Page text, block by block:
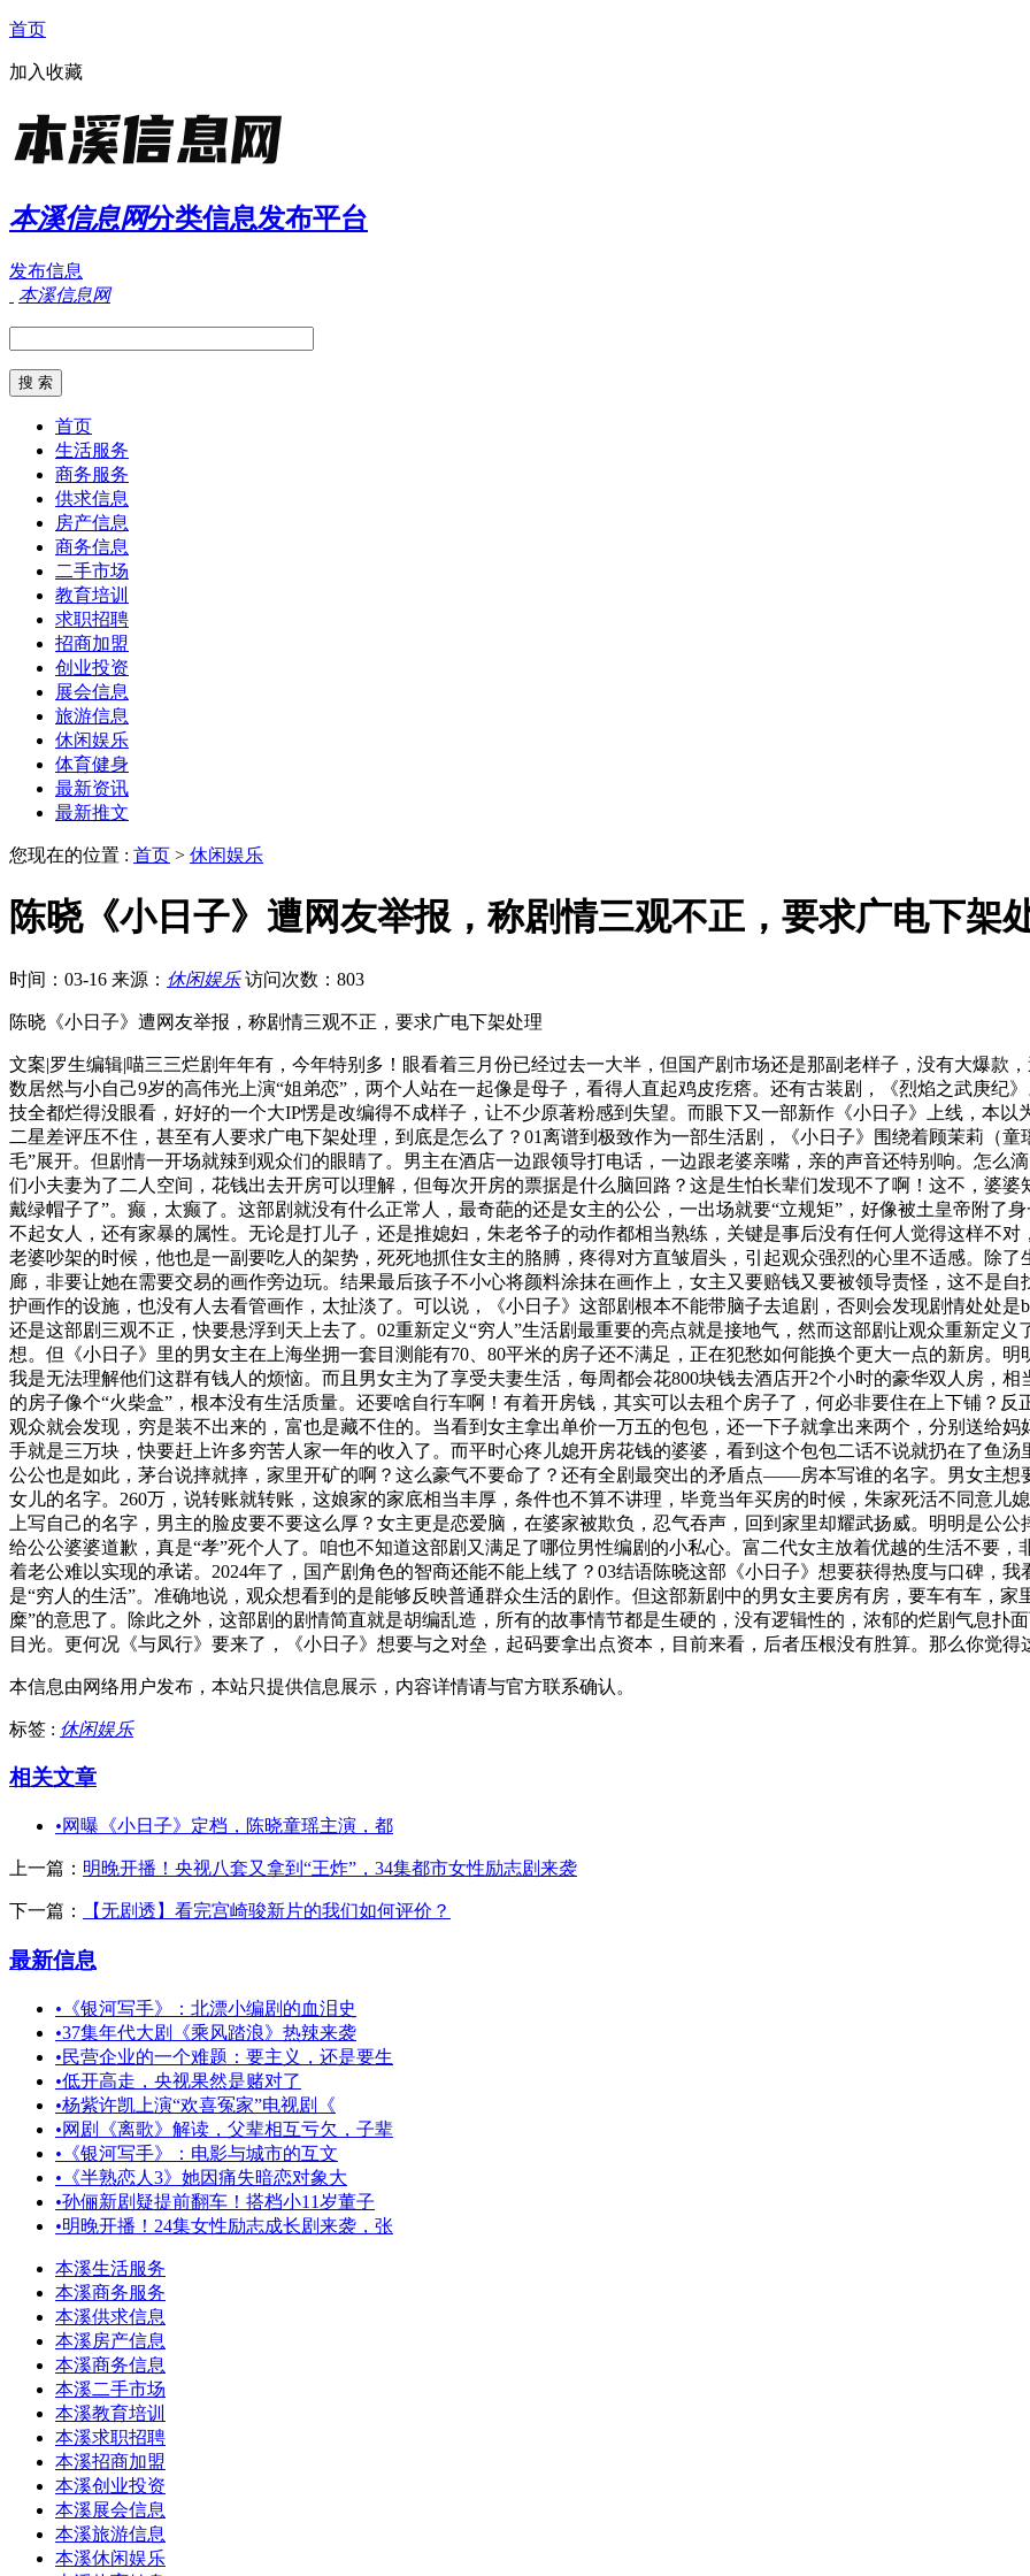
首页
加入收藏
本溪信息网分类信息发布平台
发布信息
本溪信息网
首页
生活服务
商务服务
供求信息
房产信息
商务信息
二手市场
教育培训
求职招聘
招商加盟
创业投资
展会信息
旅游信息
休闲娱乐
体育健身
最新资讯
最新推文
您现在的位置 : 首页 > 休闲娱乐
陈晓《小日子》遭网友举报，称剧情三观不正，要求广电下架
时间：03-16 来源： 休闲娱乐 访问次数：803
陈晓《小日子》遭网友举报，称剧情三观不正，要求广电下架处理
文案|罗生编辑|喵三三烂剧年年有，今年特别多！眼看着三月份已经过去一大半，但国产剧市场还是那副老样子，没有大爆款
数居然与小自己9岁的高伟光上演“姐弟恋”，两个人站在一起像是母子，看得人直起鸡皮疙瘩。还有古装剧，《烈焰之武庚纪
技全都烂得没眼看，好好的一个大IP愣是改编得不成样子，让不少原著粉感到失望。而眼下又一部新作《小日子》上线，本
二星差评压不住，甚至有人要求广电下架处理，到底是怎么了？01离谱到极致作为一部生活剧，《小日子》围绕着顾茉莉（
毛”展开。但剧情一开场就辣到观众们的眼睛了。男主在酒店一边跟领导打电话，一边跟老婆亲嘴，亲的声音还特别响。怎么
们小夫妻为了二人空间，花钱出去开房可以理解，但每次开房的票据是什么脑回路？这是生怕长辈们发现不了啊！这不，婆
戴绿帽子了”。癫，太癫了。这部剧就没有什么正常人，最奇葩的还是女主的公公，一出场就要“立规矩”，好像被土皇帝附了
不起女人，还有家暴的属性。无论是打儿子，还是推媳妇，朱老爷子的动作都相当熟练，关键是事后没有任何人觉得这样不
老婆吵架的时候，他也是一副要吃人的架势，死死地抓住女主的胳膊，疼得对方直皱眉头，引起观众强烈的心里不适感。除
廊，非要让她在需要交易的画作旁边玩。结果最后孩子不小心将颜料涂抹在画作上，女主又要赔钱又要被领导责怪，这不是
护画作的设施，也没有人去看管画作，太扯淡了。可以说，《小日子》这部剧根本不能带脑子去追剧，否则会发现剧情处处
还是这部剧三观不正，快要悬浮到天上去了。02重新定义“穷人”生活剧最重要的亮点就是接地气，然而这部剧让观众重新定
想。但《小日子》里的男女主在上海坐拥一套目测能有70、80平米的房子还不满足，正在犯愁如何能换个更大一点的新房。
我是无法理解他们这群有钱人的烦恼。而且男女主为了享受夫妻生活，每周都会花800块钱去酒店开2个小时的豪华双人房，
的房子像个“火柴盒”，根本没有生活质量。还要啥自行车啊！有着开房钱，其实可以去租个房子了，何必非要住在上下铺？
观众就会发现，穷是装不出来的，富也是藏不住的。当看到女主拿出单价一万五的包包，还一下子就拿出来两个，分别送给
手就是三万块，快要赶上许多穷苦人家一年的收入了。而平时心疼儿媳开房花钱的婆婆，看到这个包包二话不说就扔在了鱼
公公也是如此，茅台说摔就摔，家里开矿的啊？这么豪气不要命了？还有全剧最突出的矛盾点——房本写谁的名字。男女主
女儿的名字。260万，说转账就转账，这娘家的家底相当丰厚，条件也不算不讲理，毕竟当年买房的时候，朱家死活不同意儿
上写自己的名字，男主的脸皮要不要这么厚？女主更是恋爱脑，在婆家被欺负，忍气吞声，回到家里却耀武扬威。明明是公
给公公婆婆道歉，真是“孝”死个人了。咱也不知道这部剧又满足了哪位男性编剧的小私心。富二代女主放着优越的生活不要
着老公难以实现的承诺。2024年了，国产剧角色的智商还能不能上线了？03结语陈晓这部《小日子》想要获得热度与口碑，
是“穷人的生活”。准确地说，观众想看到的是能够反映普通群众生活的剧作。但这部新剧中的男女主要房有房，要车有车，
糜”的意思了。除此之外，这部剧的剧情简直就是胡编乱造，所有的故事情节都是生硬的，没有逻辑性的，浓郁的烂剧气息扑
目光。更何况《与凤行》要来了，《小日子》想要与之对垒，起码要拿出点资本，目前来看，后者压根没有胜算。那么你觉
本信息由网络用户发布， 本站只提供信息展示，内容详情请与官方联系确认。
标签 : 休闲娱乐
相关文章
•网曝《小日子》定档，陈晓童瑶主演，都
上一篇： 明晚开播！央视八套又拿到“王炸”，34集都市女性励志剧来袭
下一篇： 【无剧透】看完宫崎骏新片的我们如何评价？
最新信息
• 《银河写手》：北漂小编剧的血泪史
•37集年代大剧《乘风踏浪》热辣来袭
•民营企业的一个难题：要主义，还是要生
•低开高走，央视果然是赌对了
•杨紫许凯上演“欢喜冤家”电视剧《
•网剧《离歌》解读，父辈相互亏欠，子辈
• 《银河写手》：电影与城市的互文
• 《半熟恋人3》她因痛失暗恋对象大
•孙俪新剧疑提前翻车！搭档小11岁董子
•明晚开播！24集女性励志成长剧来袭，张
本溪生活服务
本溪商务服务
本溪供求信息
本溪房产信息
本溪商务信息
本溪二手市场
本溪教育培训
本溪求职招聘
本溪招商加盟
本溪创业投资
本溪展会信息
本溪旅游信息
本溪休闲娱乐